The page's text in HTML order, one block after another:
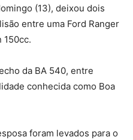
(13), deixou dois
entre uma Ford Ranger
150cc.
da BA 540, entre
conhecida como Boa
foram levados para o